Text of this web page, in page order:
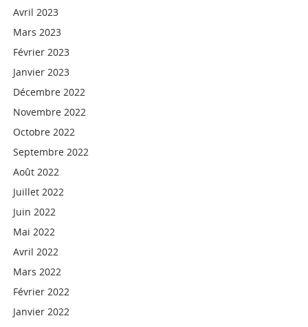
Avril 2023
Mars 2023
Février 2023
Janvier 2023
Décembre 2022
Novembre 2022
Octobre 2022
Septembre 2022
Août 2022
Juillet 2022
Juin 2022
Mai 2022
Avril 2022
Mars 2022
Février 2022
Janvier 2022